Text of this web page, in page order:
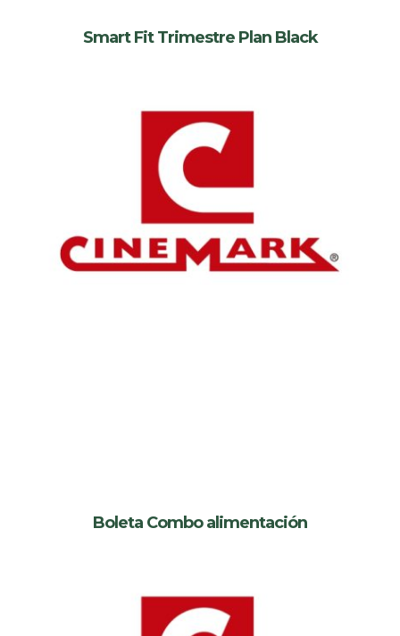
Smart Fit Trimestre Plan Black
Boleta Combo alimentación